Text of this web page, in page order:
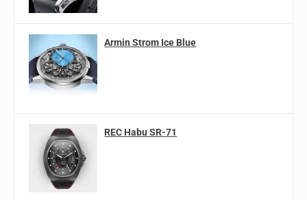
Armin Strom Ice Blue
REC Habu SR-71